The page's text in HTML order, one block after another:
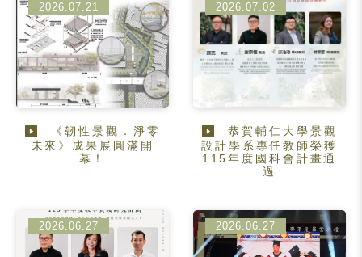
2026.07.21
《韌性景觀．淨零
未來》成果展圓滿開
幕！
2026.07.02
恭賀輔仁大學景觀
設計學系專任教師榮獲
115年度國科會計畫通
過
2026.06.27 2026.06.27